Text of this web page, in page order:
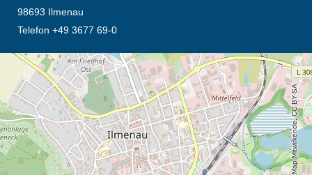
98693 Ilmenau
Telefon +49 3677 69-0
Öffnet die Anfahrtsbeschreibung in neuem Tab (Karte)